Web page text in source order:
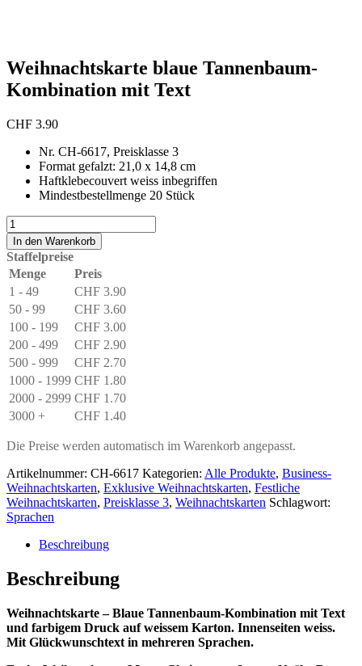
Weihnachtskarte blaue Tannenbaum-
Kombination mit Text
CHF 3.90
Nr. CH-6617, Preisklasse 3
Format gefalzt: 21,0 x 14,8 cm
Haftklebecouvert weiss inbegriffen
Mindestbestellmenge 20 Stück
Weihnachtskarte
blaue
Tannenbaum-
Kombination
mit
Text
Menge
In den Warenkorb
Staffelpreise
Menge
Preis
1 - 49
CHF 3.90
50 - 99
CHF 3.60
100 - 199
CHF 3.00
200 - 499
CHF 2.90
500 - 999
CHF 2.70
1000 - 1999 CHF 1.80
2000 - 2999 CHF 1.70
3000 +
CHF 1.40
Die Preise werden automatisch im Warenkorb angepasst.
Artikelnummer: CH-6617 Kategorien: Alle Produkte, Business-
Weihnachtskarten, Exklusive Weihnachtskarten, Festliche
Weihnachtskarten, Preisklasse 3, Weihnachtskarten Schlagwort:
Sprachen
Beschreibung
Beschreibung
Weihnachtskarte – Blaue Tannenbaum-Kombination mit Text
und farbigem Druck auf weissem Karton. Innenseiten weiss.
Mit Glückwunschtext in mehreren Sprachen.